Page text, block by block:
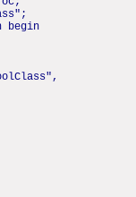
begin